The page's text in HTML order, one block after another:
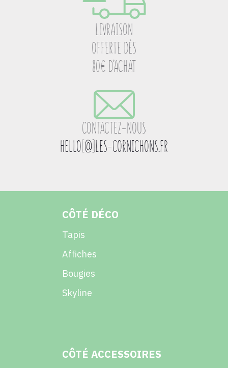
LIVRAISON
OFFERTE DÈS
80€ D’ACHAT
CONTACTEZ-NOUS
HELLO[@]LES-CORNICHONS.FR
CÔTÉ DÉCO
Tapis
Affiches
Bougies
Skyline
CÔTÉ ACCESSOIRES